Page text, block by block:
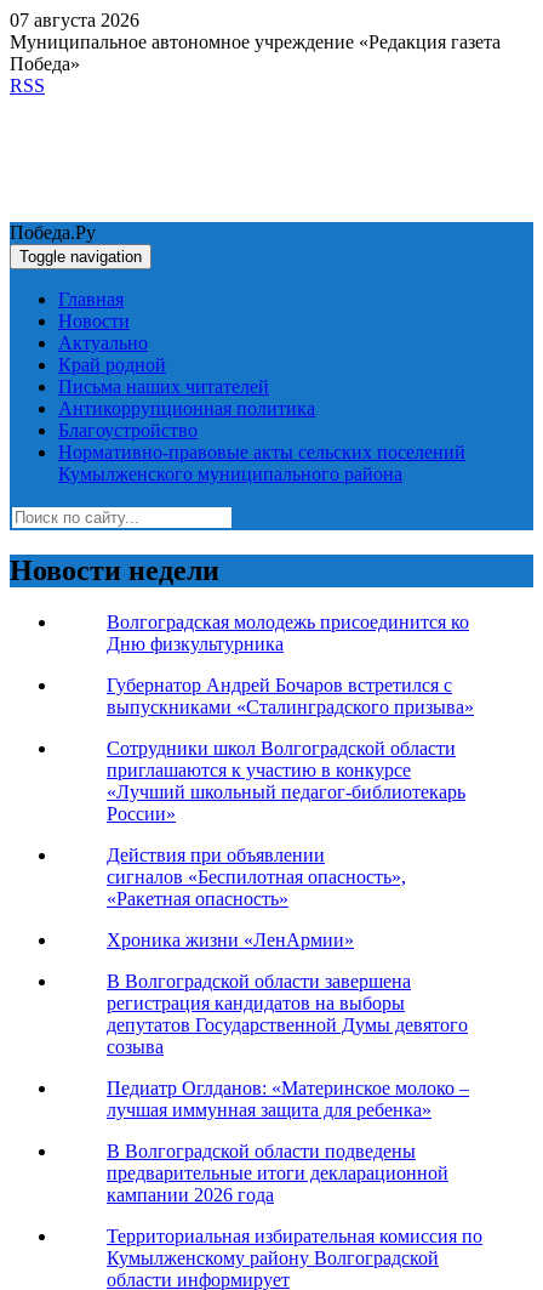
07 августа 2026
Муниципальное автономное учреждение «Редакция газета
Победа»
RSS
Победа.Ру
Toggle navigation
Главная
Новости
Актуально
Край родной
Письма наших читателей
Антикоррупционная политика
Благоустройство
Нормативно-правовые акты сельских поселений
Кумылженского муниципального района
Новости недели
Волгоградская молодежь присоединится ко
Дню физкультурника
Губернатор Андрей Бочаров встретился с
выпускниками «Сталинградского призыва»
Сотрудники школ Волгоградской области
приглашаются к участию в конкурсе
«Лучший школьный педагог-библиотекарь
России»
Действия при объявлении
сигналов «Беспилотная опасность»,
«Ракетная опасность»
Хроника жизни «ЛенАрмии»
В Волгоградской области завершена
регистрация кандидатов на выборы
депутатов Государственной Думы девятого
созыва
Педиатр Оглданов: «Материнское молоко –
лучшая иммунная защита для ребенка»
В Волгоградской области подведены
предварительные итоги декларационной
кампании 2026 года
Территориальная избирательная комиссия по
Кумылженскому району Волгоградской
области информирует